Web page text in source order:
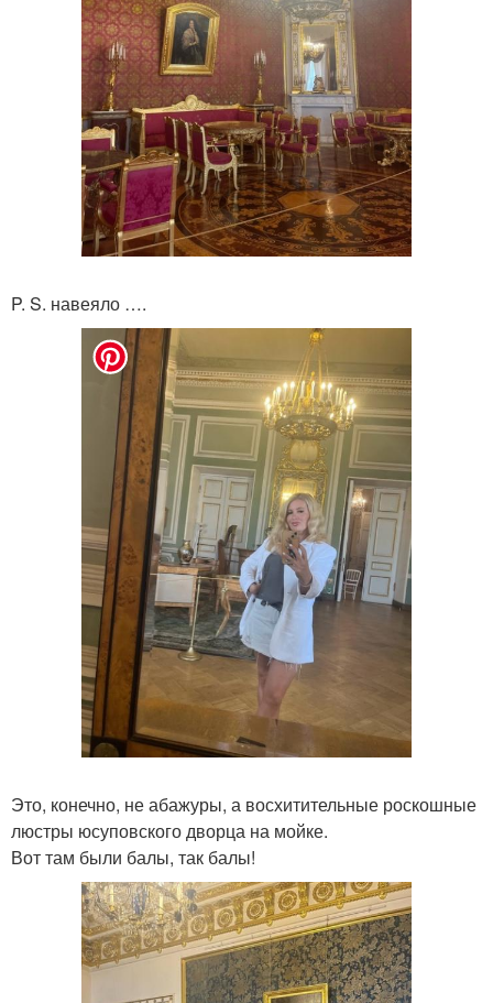
P. S. навеяло ….
Это, конечно, не абажуры, а восхитительные роскошные
люстры юсуповского дворца на мойке.
Вот там были балы, так балы!